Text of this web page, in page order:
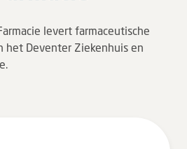
levert farmaceutische
het Deventer Ziekenhuis en